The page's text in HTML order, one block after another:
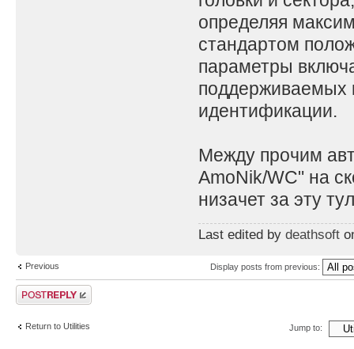
определяя
стандартом
параметры
поддерживаемых
идентификации.
Между прочим
AmoNik/WC" на
низачет за эту
Last edited by deathsoft
Previous Display posts from previous:
Post a reply
Return to Utilities Jump to: